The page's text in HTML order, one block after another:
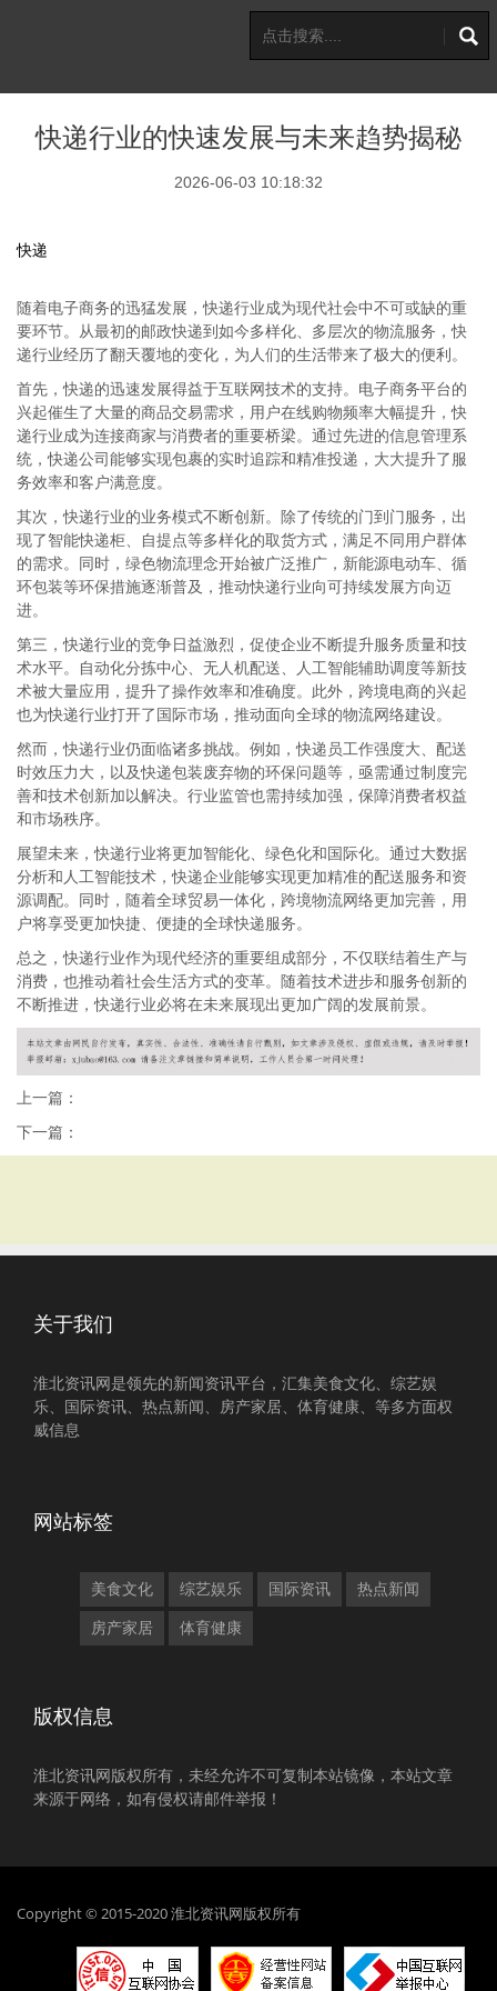
快递行业的快速发展与未来趋势揭秘
2026-06-03 10:18:32
快递
随着电子商务的迅猛发展，快递行业成为现代社会中不可或缺的重
要环节。从最初的邮政快递到如今多样化、多层次的物流服务，快
递行业经历了翻天覆地的变化，为人们的生活带来了极大的便利。
首先，快递的迅速发展得益于互联网技术的支持。电子商务平台的
兴起催生了大量的商品交易需求，用户在线购物频率大幅提升，快
递行业成为连接商家与消费者的重要桥梁。通过先进的信息管理系
统，快递公司能够实现包裹的实时追踪和精准投递，大大提升了服
务效率和客户满意度。
其次，快递行业的业务模式不断创新。除了传统的门到门服务，出
现了智能快递柜、自提点等多样化的取货方式，满足不同用户群体
的需求。同时，绿色物流理念开始被广泛推广，新能源电动车、循
环包装等环保措施逐渐普及，推动快递行业向可持续发展方向迈
进。
第三，快递行业的竞争日益激烈，促使企业不断提升服务质量和技
术水平。自动化分拣中心、无人机配送、人工智能辅助调度等新技
术被大量应用，提升了操作效率和准确度。此外，跨境电商的兴起
也为快递行业打开了国际市场，推动面向全球的物流网络建设。
然而，快递行业仍面临诸多挑战。例如，快递员工作强度大、配送
时效压力大，以及快递包装废弃物的环保问题等，亟需通过制度完
善和技术创新加以解决。行业监管也需持续加强，保障消费者权益
和市场秩序。
展望未来，快递行业将更加智能化、绿色化和国际化。通过大数据
分析和人工智能技术，快递企业能够实现更加精准的配送服务和资
源调配。同时，随着全球贸易一体化，跨境物流网络更加完善，用
户将享受更加快捷、便捷的全球快递服务。
总之，快递行业作为现代经济的重要组成部分，不仅联结着生产与
消费，也推动着社会生活方式的变革。随着技术进步和服务创新的
不断推进，快递行业必将在未来展现出更加广阔的发展前景。
上一篇：
下一篇：
关于我们
淮北资讯网是领先的新闻资讯平台，汇集美食文化、综艺娱
乐、国际资讯、热点新闻、房产家居、体育健康、等多方面权
威信息
网站标签
美食文化 综艺娱乐 国际资讯 热点新闻
房产家居 体育健康
版权信息
淮北资讯网版权所有，未经允许不可复制本站镜像，本站文章
来源于网络，如有侵权请邮件举报！
Copyright © 2015-2020 淮北资讯网版权所有